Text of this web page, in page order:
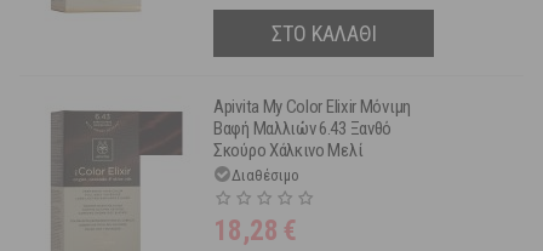
ΣΤΟ ΚΑΛΑΘΙ
Apivita My Color Elixir Μόνιμη
Βαφή Μαλλιών 6.43 Ξανθό
Σκούρο Χάλκινο Μελί
Διαθέσιμο
18,28 €